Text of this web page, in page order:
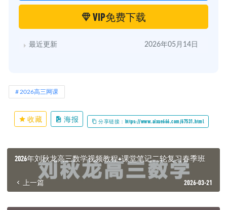
VIP免费下载
最近更新 2026年05月14日
2026高三网课
收藏 海报 分享链接：https://www.aixue666.com/67531.html
2026年刘秋龙高三数学视频教程+课堂笔记二轮复习春季班
上一篇 2026-03-21